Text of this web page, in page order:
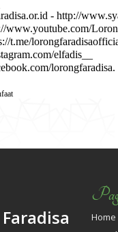
- http://
www.youtube.com/
t.me/
elfadis__
lorongfaradisa.
Home